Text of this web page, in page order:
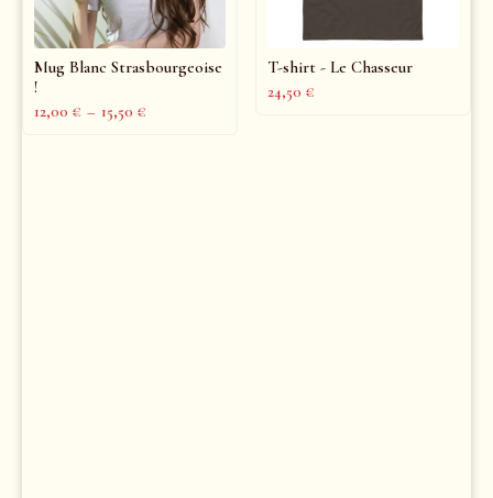
Mug Blanc Strasbourgeoise
!
12,00 € – 15,50 €
T-shirt - Le Chasseur
24,50 €